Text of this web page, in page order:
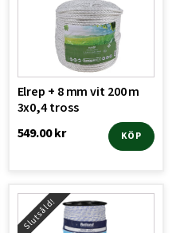
Elrep + 8 mm vit 200 m
3x0,4 tross
549.00kr KÖP
Slutsåld!